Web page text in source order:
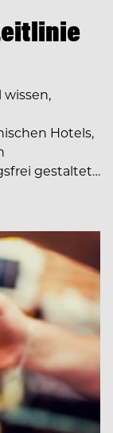
wissen,
Hotels,
gestaltet…